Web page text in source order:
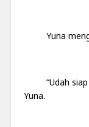
Yuna
“Udah
Yuna.